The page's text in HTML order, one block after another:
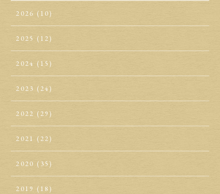
2026 (10)
2025 (12)
2024 (15)
2023 (24)
2022 (29)
2021 (22)
2020 (35)
2019 (18)